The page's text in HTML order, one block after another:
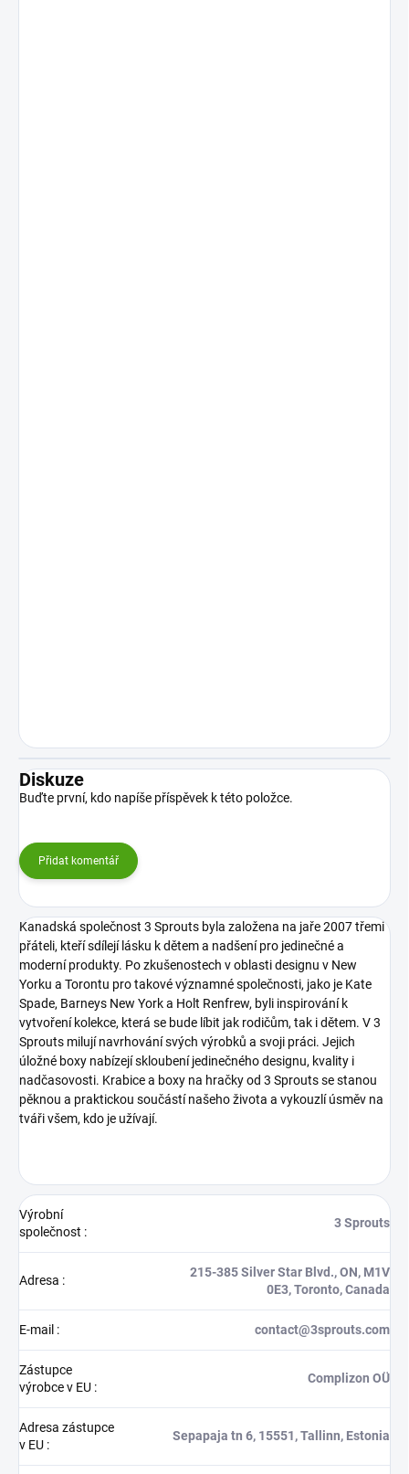
Diskuze
Buďte první, kdo napíše příspěvek k této položce.
Přidat komentář
Kanadská společnost 3 Sprouts byla založena na jaře 2007 třemi
přáteli, kteří sdílejí lásku k dětem a nadšení pro jedinečné a
moderní produkty. Po zkušenostech v oblasti designu v New
Yorku a Torontu pro takové významné společnosti, jako je Kate
Spade, Barneys New York a Holt Renfrew, byli inspirování k
vytvoření kolekce, která se bude líbit jak rodičům, tak i dětem. V 3
Sprouts milují navrhování svých výrobků a svoji práci. Jejich
úložné boxy nabízejí skloubení jedinečného designu, kvality i
nadčasovosti. Krabice a boxy na hračky od 3 Sprouts se stanou
pěknou a praktickou součástí našeho života a vykouzlí úsměv na
tváři všem, kdo je užívají.
Výrobní
společnost :
3 Sprouts
Adresa :
215-385 Silver Star Blvd., ON, M1V
0E3, Toronto, Canada
E-mail : contact@3sprouts.com
Zástupce
výrobce v EU :
Complizon OÜ
Adresa zástupce
v EU :
Sepapaja tn 6, 15551, Tallinn, Estonia